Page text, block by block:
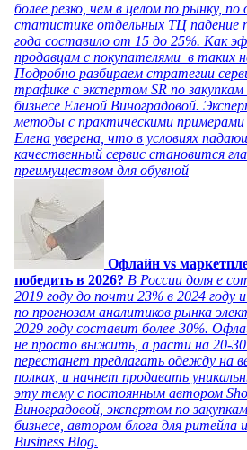
более резко, чем в целом по рынку,
статистике отдельных ТЦ падение
года составило от 15 до 25%. Как
продавцам с покупателями в таких
Подробно разбираем стратегии
трафике с экспертом SR по
бизнесе Еленой Виноградовой.
методы с практическими примерами
Елена уверена, что в условиях
качественный сервис становится
преимуществом для обувной
Офлайн vs
победить в 2026? В России доля e
2019 году до почти 23% в 2024 году
по прогнозам аналитиков рынка
2029 году составит более 30%.
не просто выжить, а расти на 20-
перестанет предлагать одежду на
полках, и начнет продавать
эту тему с постоянным автором
Виноградовой, экспертом по
бизнесе, автором блога для ритейла
Business Blog.